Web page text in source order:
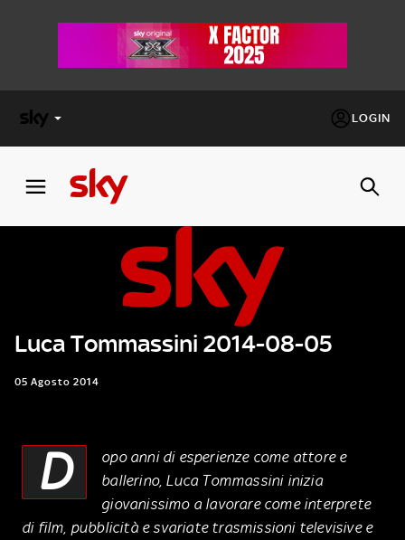
LOGIN
FACTOR
Cos’altro vedere:
PROGRAMMI SKY
SKY.IT
Luca Tommassini 2014-08-05
05 Agosto 2014
D
opo anni di esperienze come attore e
ballerino, Luca Tommassini inizia
giovanissimo a lavorare come interprete
di film, pubblicità e svariate trasmissioni televisive e